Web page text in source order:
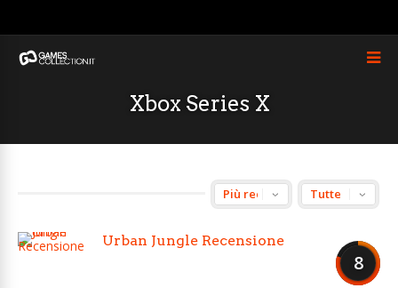
Xbox Series X
8
Urban Jungle Recensione